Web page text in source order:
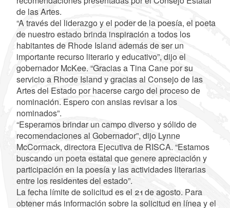
de las Artes.
“A través del liderazgo y el poder de la poesía, el poeta
de nuestro estado brinda inspiración a todos los
habitantes de Rhode Island además de ser un
importante recurso literario y educativo”, dijo el
gobernador McKee. “Gracias a Tina Cane por su
servicio a Rhode Island y gracias al Consejo de las
Artes del Estado por hacerse cargo del proceso de
nominación. Espero con ansias revisar a los
nominados”.
“Esperamos brindar un campo diverso y sólido de
recomendaciones al Gobernador”, dijo Lynne
McCormack, directora Ejecutiva de RISCA. “Estamos
buscando un poeta estatal que genere apreciación y
participación en la poesía y las actividades literarias
entre los residentes del estado”.
La fecha límite de solicitud es el 21 de agosto. Para
obtener más información sobre la solicitud en línea y el